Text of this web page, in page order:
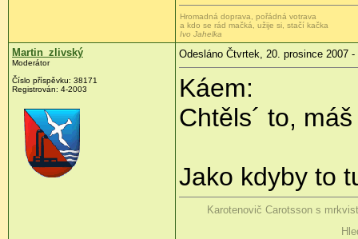
Hromadná doprava, pořádná votrava
a kdo se rád mačká, užije si, stačí kačka
Ivo Jahelka
Martin_zlivský
Moderátor
Číslo příspěvku: 38171
Registrován: 4-2003
Odesláno Čtvrtek, 20. prosince 2007 -
Káem:
Chtěls´ to,
Jako kdyby to
Karotenovič Carotsson s